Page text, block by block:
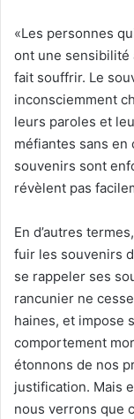
«Les personnes
ont une sensibilité
fait souffrir. Le
inconsciemment
leurs paroles et
méfiantes sans en
souvenirs sont
révèlent pas
En d’autres
fuir les souvenirs
se rappeler ses
rancunier ne
haines, et impose
comportement
étonnons de nos
justification. Mais
nous verrons que